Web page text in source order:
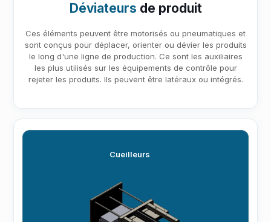
Déviateurs de produit
Ces éléments peuvent être motorisés ou pneumatiques et
sont conçus pour déplacer, orienter ou dévier les produits
le long d'une ligne de production. Ce sont les auxiliaires
les plus utilisés sur les équipements de contrôle pour
rejeter les produits. Ils peuvent être latéraux ou intégrés.
Cueilleurs